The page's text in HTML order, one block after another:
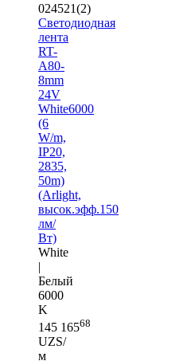
024521(2)
Светодиодная
лента
RT-
A80-
8mm
24V
White6000
(6
W/m,
IP20,
2835,
50m)
(Arlight,
высок.эфф.150
лм/
Вт)
White
|
Белый
6000
K
145 16568
UZS/
м